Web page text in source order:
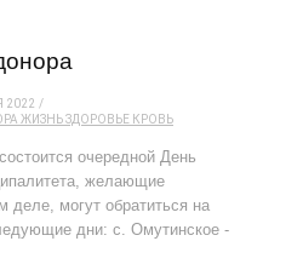
2022
ЖИЗНЬЗДОРОВЬЕ КРОВЬ
очередной День
желающие
деле, могут обратиться на
дни: с. Омутинское -